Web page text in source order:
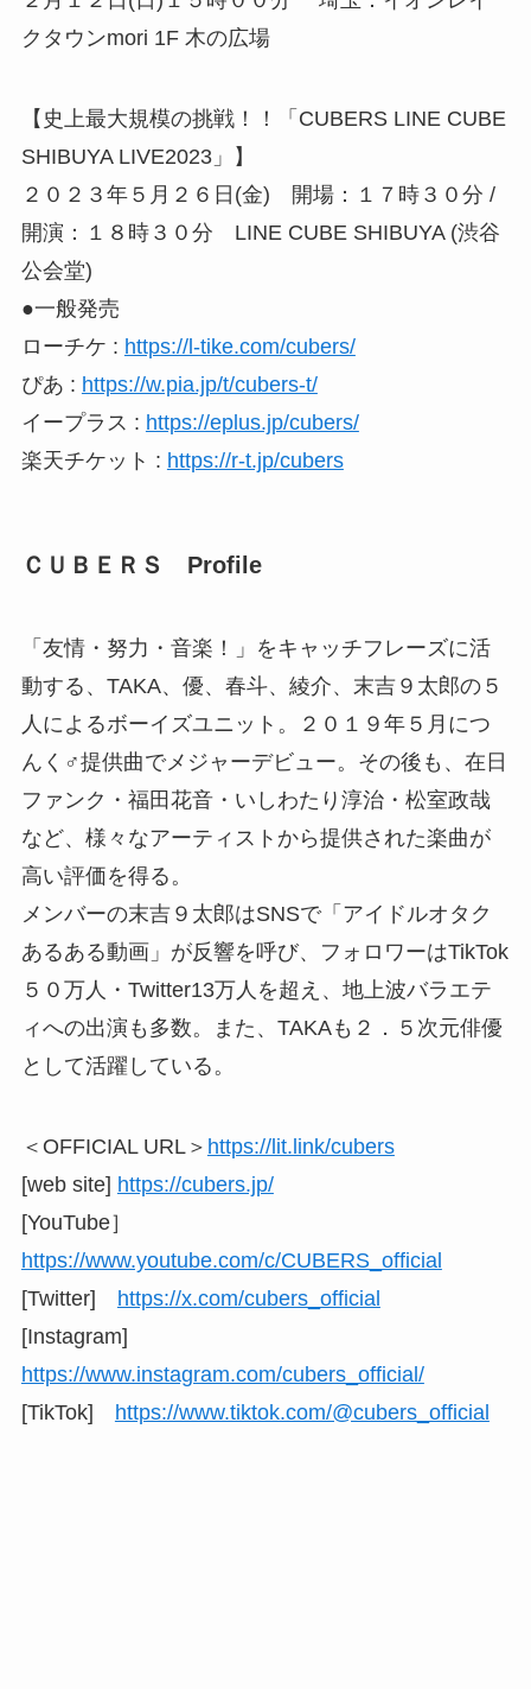
クタウンmori 1F 木の広場
【史上最大規模の挑戦！！「CUBERS LINE CUBE
SHIBUYA LIVE2023」】
２０２３年５月２６日(金) 開場：１７時３０分 /
開演：１８時３０分 LINE CUBE SHIBUYA (渋谷
公会堂)
●一般発売
ローチケ : https://l-tike.com/cubers/
ぴあ : https://w.pia.jp/t/cubers-t/
イープラス : https://eplus.jp/cubers/
楽天チケット : https://r-t.jp/cubers
ＣＵＢＥＲＳ Profile
「友情・努力・音楽！」をキャッチフレーズに活
動する、TAKA、優、春斗、綾介、末吉９太郎の５
人によるボーイズユニット。２０１９年５月につ
んく♂提供曲でメジャーデビュー。その後も、在日
ファンク・福田花音・いしわたり淳治・松室政哉
など、様々なアーティストから提供された楽曲が
高い評価を得る。
メンバーの末吉９太郎はSNSで「アイドルオタク
あるある動画」が反響を呼び、フォロワーはTikTok
５０万人・Twitter13万人を超え、地上波バラエテ
ィへの出演も多数。また、TAKAも２．５次元俳優
として活躍している。
＜OFFICIAL URL＞ https://lit.link/cubers
[web site] https://cubers.jp/
[YouTube］
https://www.youtube.com/c/CUBERS_official
[Twitter] https://x.com/cubers_official
[Instagram]
https://www.instagram.com/cubers_official/
[TikTok] https://www.tiktok.com/@cubers_official